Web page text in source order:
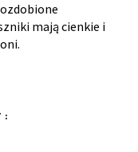
mają cienkie i